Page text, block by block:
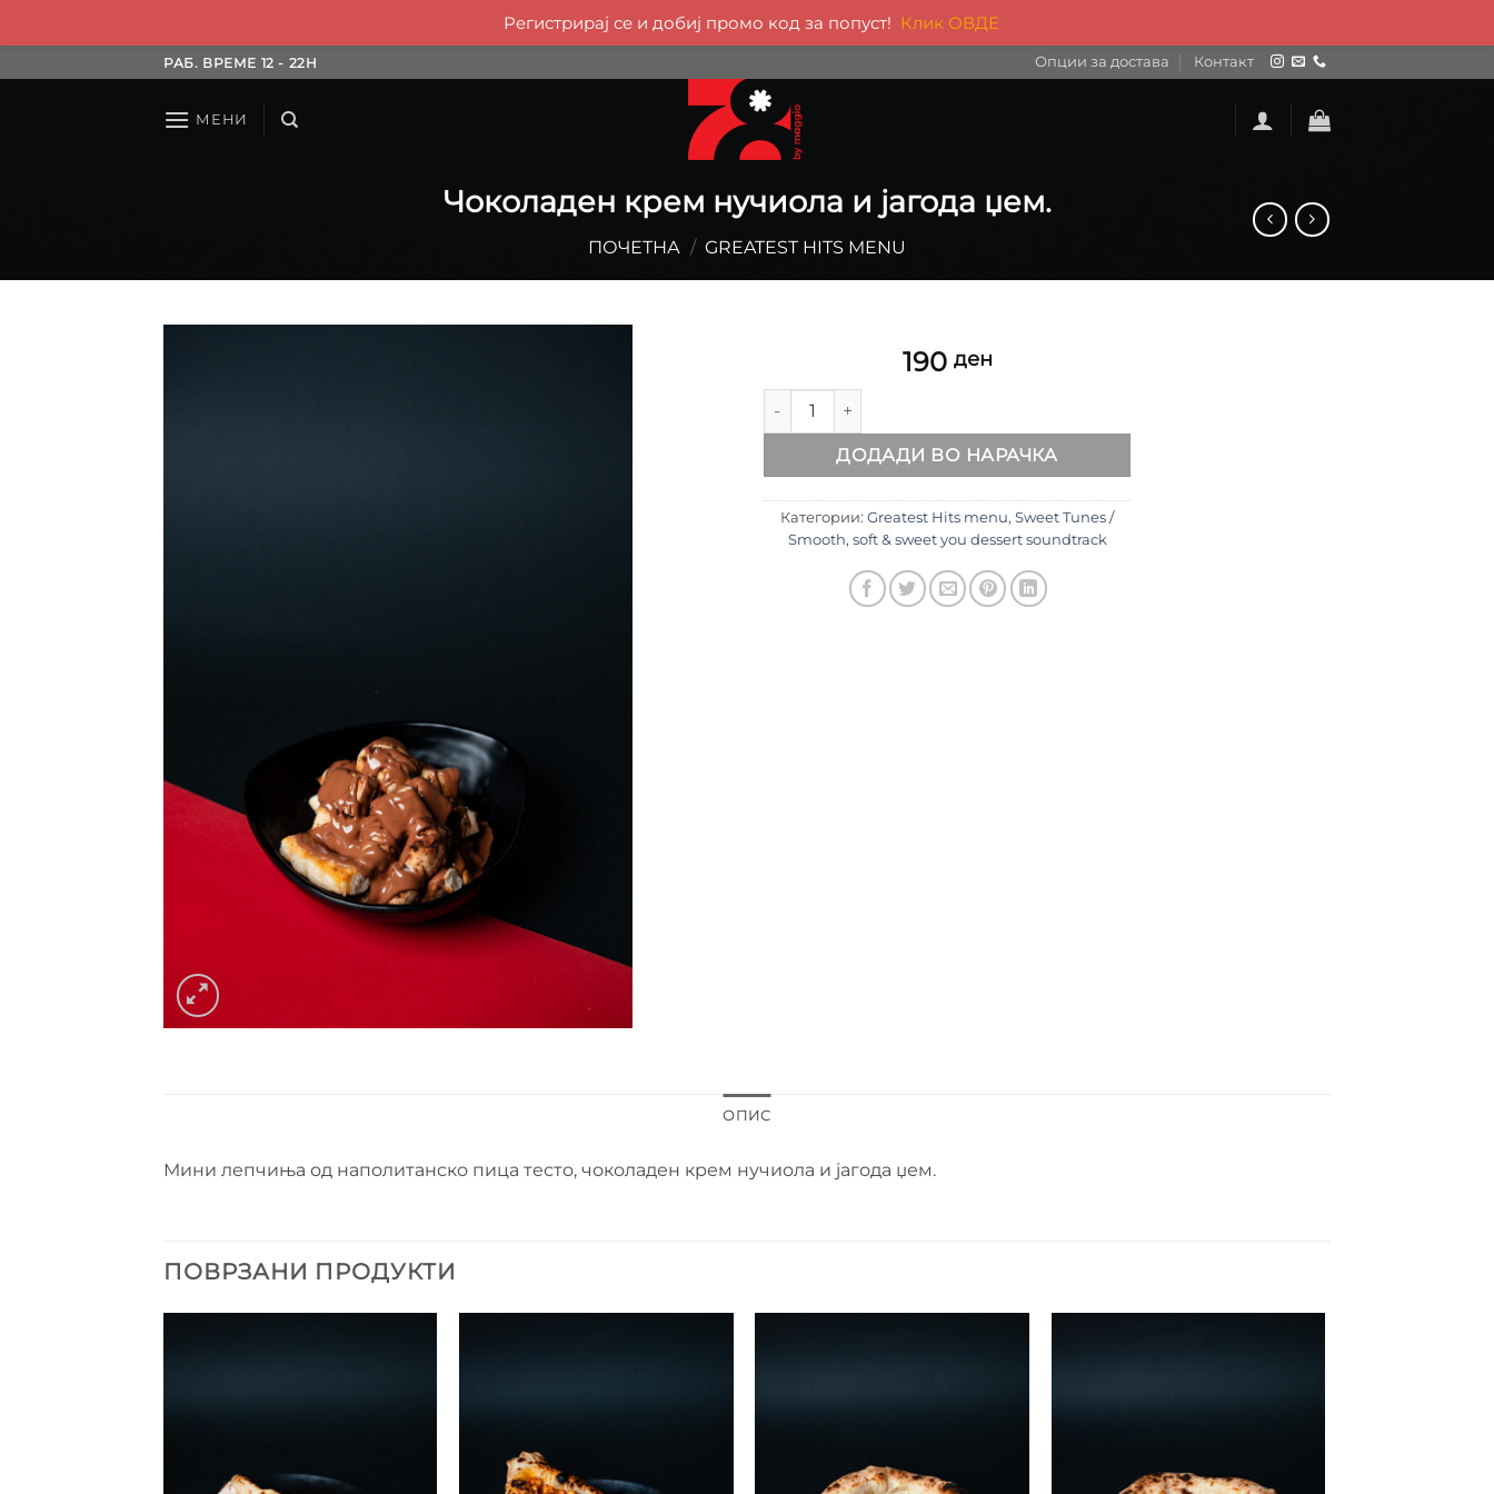
to
РАБ. ВРЕМЕ 12 - 22H Опции за достава Контакт
МЕНИ
Чоколаден крем нучиола и јагода џем.
ПОЧЕТНА / GREATEST HITS MENU
190 ден
Чоколаден крем нучиола и јагода џем. количина
ДОДАДИ ВО НАРАЧКА
Категории: Greatest Hits menu, Sweet Tunes /
Smooth, soft & sweet you dessert soundtrack
ОПИС
Мини лепчиња од наполитанско пица тесто, чоколаден крем нучиола и јагода џем.
ПОВРЗАНИ ПРОДУКТИ
Регистрирај се и добиј промо код за попуст! Клик ОВДЕ